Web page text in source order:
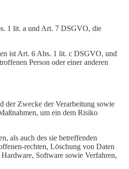
1 lit. a und Art. 7 DSGVO, die
ist Art. 6 Abs. 1 lit. c DSGVO, und
Person oder einer anderen
der Zwecke der Verarbeitung sowie
um ein dem Risiko
als auch des sie betreffenden
rechten, Löschung von Daten
Software sowie Verfahren,